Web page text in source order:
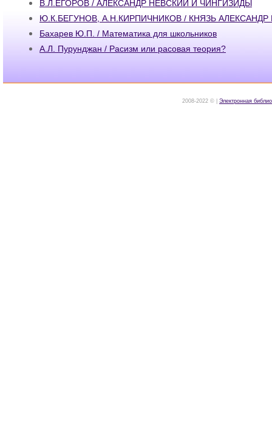
В.Л.ЕГОРОВ / АЛЕКСАНДР НЕВСКИЙ И ЧИНГИЗИДЫ
Ю.К.БЕГУНОВ, A.H.КИРПИЧНИКОВ / КНЯЗЬ
Бахарев Ю.П. / Математика для школьников
А.Л. Пурунджан / Расизм или расовая теория?
2008-2022 © | Электронная